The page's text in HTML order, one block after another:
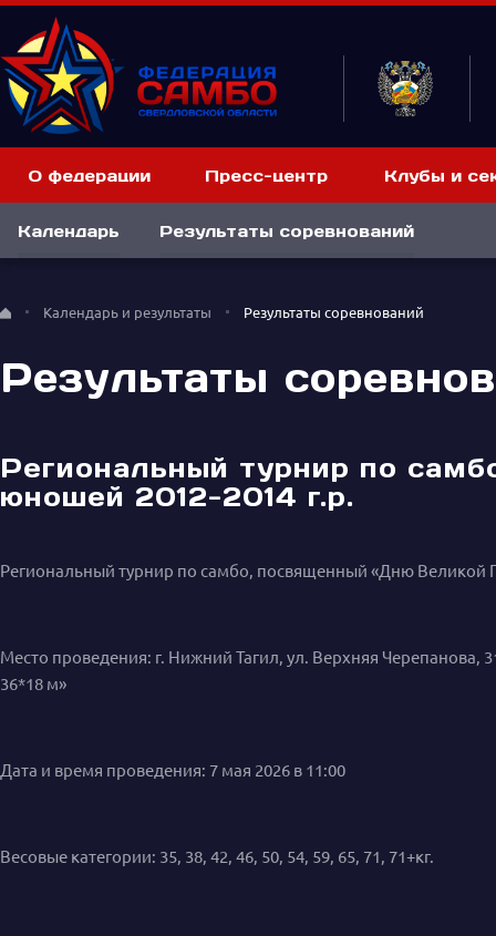
О федерации Пресс-центр Клубы и
Календарь Результаты соревнований
Календарь и результаты Результаты соревнований
Результаты
Региональный турнир по
юношей 2012-2014 г.р.
Региональный турнир по самбо, посвященный «Дню Великой
Место проведения: г. Нижний Тагил, ул. Верхняя Черепанова,
36*18 м»
Дата и время проведения: 7 мая 2026 в 11:00
Весовые категории: 35, 38, 42, 46, 50, 54, 59, 65, 71, 71+кг.